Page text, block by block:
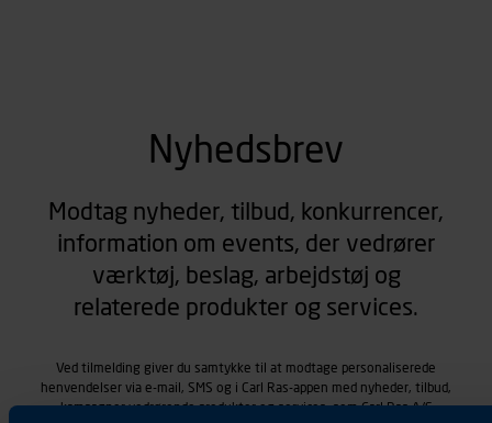
Nyhedsbrev
Modtag nyheder, tilbud, konkurrencer,
information om events, der vedrører
værktøj, beslag, arbejdstøj og
relaterede produkter og services.
Ved tilmelding giver du samtykke til at modtage personaliserede
henvendelser via e-mail, SMS og i Carl Ras-appen med nyheder, tilbud,
kampagner vedrørende produkter og services, som Carl Ras A/S